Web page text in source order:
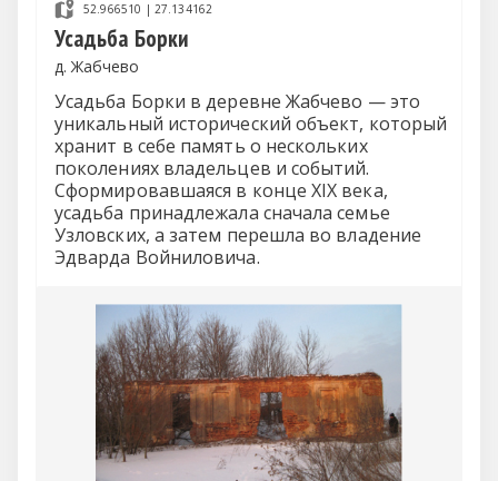
52.966510 | 27.134162
Усадьба Борки
д. Жабчево
Усадьба Борки в деревне Жабчево — это
уникальный исторический объект, который
хранит в себе память о нескольких
поколениях владельцев и событий.
Сформировавшаяся в конце XIX века,
усадьба принадлежала сначала семье
Узловских, а затем перешла во владение
Эдварда Войниловича.